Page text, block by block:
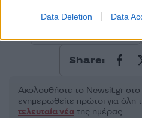
Data Deletion Data
VICTORIA
ΣΟΥΠΕΡ ΜΟΝΤΕΛ
Share:
Ακολουθήστε το Νewsit.gr στο
ενημερωθείτε πρώτοι για όλη
τελευταία νέα της ημέρας